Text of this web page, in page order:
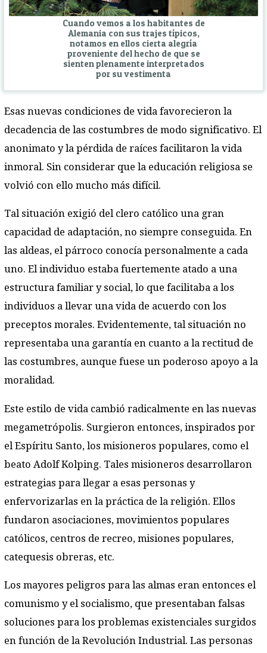
Cuando vemos a los habitantes de
Alemania con sus trajes típicos,
notamos en ellos cierta alegría
proveniente del hecho de que se
sienten plenamente interpretados
por su vestimenta
Esas nuevas condiciones de vida favorecieron la
decadencia de las costumbres de modo significativo. El
anonimato y la pérdida de raíces facilitaron la vida
inmoral. Sin considerar que la educación religiosa se
volvió con ello mucho más difícil.
Tal situación exigió del clero católico una gran
capacidad de adaptación, no siempre conseguida. En
las aldeas, el párroco conocía personalmente a cada
uno. El individuo estaba fuertemente atado a una
estructura familiar y social, lo que facilitaba a los
individuos a llevar una vida de acuerdo con los
preceptos morales. Evidentemente, tal situación no
representaba una garantía en cuanto a la rectitud de
las costumbres, aunque fuese un poderoso apoyo a la
moralidad.
Este estilo de vida cambió radicalmente en las nuevas
megametrópolis. Surgieron entonces, inspirados por
el Espíritu Santo, los misioneros populares, como el
beato Adolf Kolping. Tales misioneros desarrollaron
estrategias para llegar a esas personas y
enfervorizarlas en la práctica de la religión. Ellos
fundaron asociaciones, movimientos populares
católicos, centros de recreo, misiones populares,
catequesis obreras, etc.
Los mayores peligros para las almas eran entonces el
comunismo y el socialismo, que presentaban falsas
soluciones para los problemas existenciales surgidos
en función de la Revolución Industrial. Las personas